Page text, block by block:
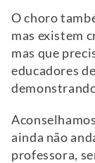
O choro
mas existem
mas que
educadores
ainda não
professora,